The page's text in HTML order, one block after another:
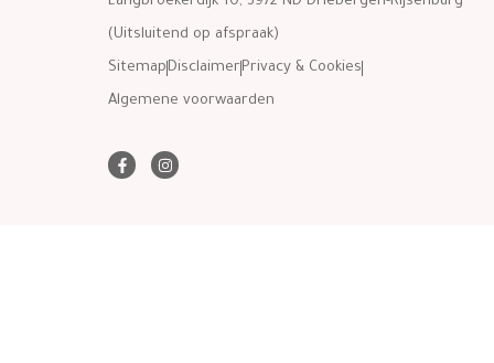
(Uitsluitend op afspraak)
Sitemap Disclaimer Privacy & Cookies
Algemene voorwaarden
F
a
I
n